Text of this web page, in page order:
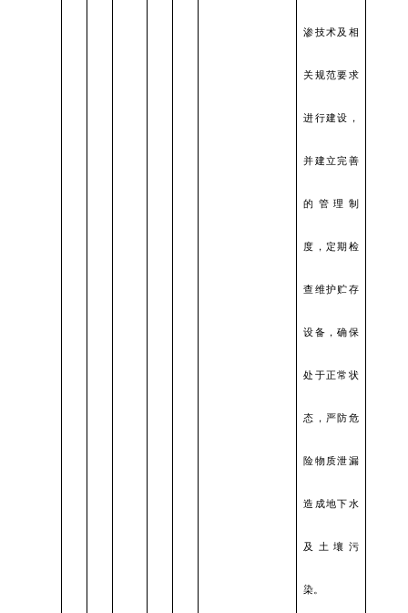
渗技术及相
关规范要求
进行建设，
并建立完善
的管理制
度，定期检
查维护贮存
设备，确保
处于正常状
态，严防危
险物质泄漏
造成地下水
及土壤污
染。